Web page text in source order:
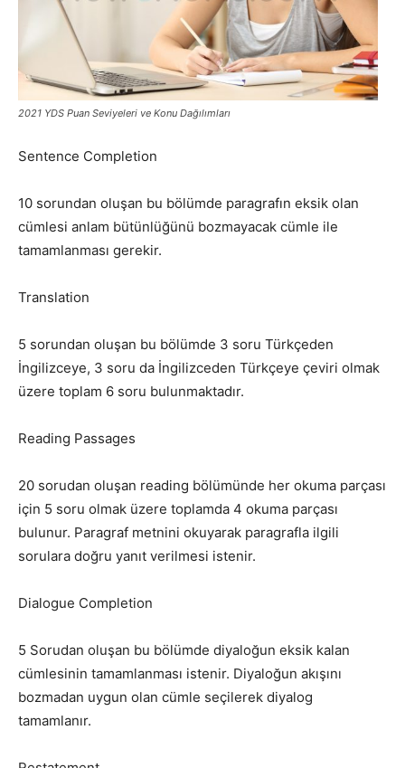
2021 YDS Puan Seviyeleri ve Konu Dağılımları
Sentence Completion
10 sorundan oluşan bu bölümde paragrafın eksik olan
cümlesi anlam bütünlüğünü bozmayacak cümle ile
tamamlanması gerekir.
Translation
5 sorundan oluşan bu bölümde 3 soru Türkçeden
İngilizceye, 3 soru da İngilizceden Türkçeye çeviri olmak
üzere toplam 6 soru bulunmaktadır.
Reading Passages
20 sorudan oluşan reading bölümünde her okuma parçası
için 5 soru olmak üzere toplamda 4 okuma parçası
bulunur. Paragraf metnini okuyarak paragrafla ilgili
sorulara doğru yanıt verilmesi istenir.
Dialogue Completion
5 Sorudan oluşan bu bölümde diyaloğun eksik kalan
cümlesinin tamamlanması istenir. Diyaloğun akışını
bozmadan uygun olan cümle seçilerek diyalog
tamamlanır.